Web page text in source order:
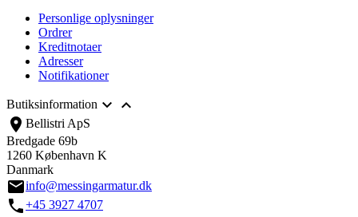
Personlige oplysninger
Ordrer
Kreditnotaer
Adresser
Notifikationer
Butiksinformation  
location_on Bellistri ApS
Bredgade 69b
1260 København K
Danmark
emailinfo@messingarmatur.dk
call+45 3927 4707